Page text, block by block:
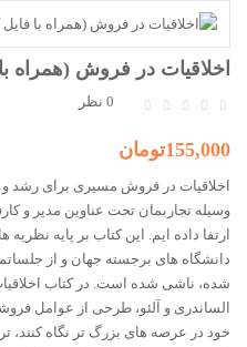
اخلاقیات در فروش (همراه
0 نظر
155,000تومان
اخلاقیات در فروش مسیری برای
وسیله تجاربمان تحت عناوین مدیر و
ارتفا داده ایم. این کتاب بر پایه نظریه
دانشگاه های برجسته جهان و از
شده، ناشی شده است. در کتاب
الساندری و آلئو، طرحی از عوامل
خود در عرصه های بزرگ تر نگاه کنند،